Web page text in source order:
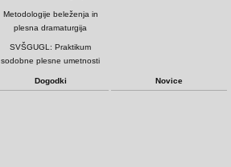
Metodologije beleženja in
plesna dramaturgija
SVŠGUGL: Praktikum
sodobne plesne umetnosti
Dogodki Novice